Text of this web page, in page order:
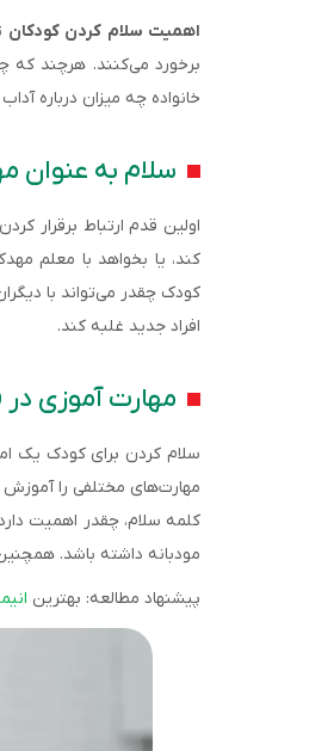
اهمیت سلام کردن کودکان
برخورد می‌کنند. هرچند که
خانواده چه میزان درباره
سلام به عنوان
اولین قدم ارتباط برقرار
کند، یا بخواهد با معلم
کودک چقدر می‌تواند با
افراد جدید غلبه کند.
مهارت آموزی در
سلام کردن برای کودک یک
مهارت‌های مختلفی را آموزش
کلمه سلام، چقدر اهمیت
مودبانه داشته باشد.
پیشنهاد مطالعه: بهترین